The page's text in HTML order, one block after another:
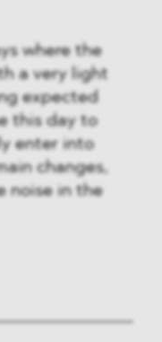
where the
a very light
expected
this day to
enter into
changes,
noise in the